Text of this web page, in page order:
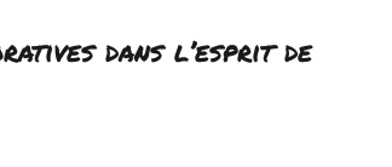
dans l’esprit de